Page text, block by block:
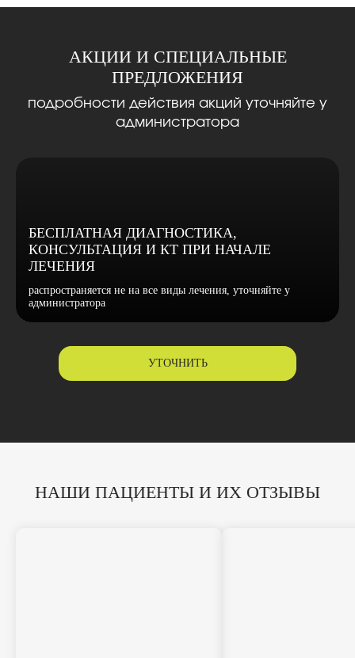
АКЦИИ И СПЕЦИАЛЬНЫЕ
ПРЕДЛОЖЕНИЯ
подробности действия акций уточняйте у
администратора
БЕСПЛАТНАЯ ДИАГНОСТИКА,
КОНСУЛЬТАЦИЯ И КТ ПРИ НАЧАЛЕ
ЛЕЧЕНИЯ
распространяется не на все виды лечения, уточняйте у
администратора
УТОЧНИТЬ
НАШИ ПАЦИЕНТЫ И ИХ ОТЗЫВЫ